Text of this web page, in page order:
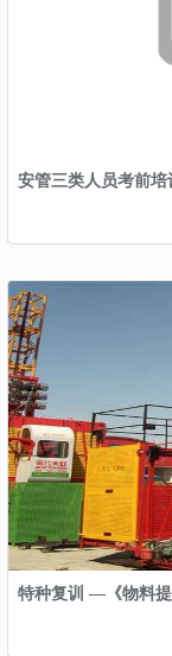
安管三类人员考前培
特种复训 —《物料